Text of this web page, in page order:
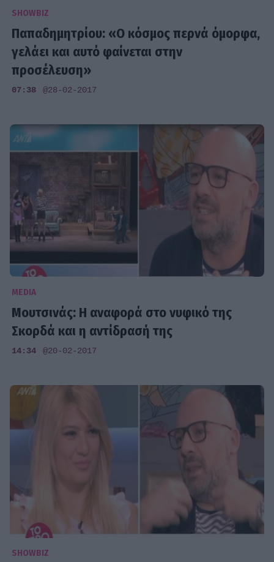
SHOWBIZ
Παπαδημητρίου: «Ο κόσμος περνά όμορφα,
γελάει και αυτό φαίνεται στην
προσέλευση»
07:38 @28-02-2017
MEDIA
Μουτσινάς: Η αναφορά στο νυφικό της
Σκορδά και η αντίδρασή της
14:34 @20-02-2017
SHOWBIZ